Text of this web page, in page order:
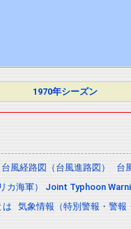
1970年シーズン
台風経路図（台風進路図） 台
カ海軍） Joint Typhoon
は 気象情報（特別警報・警報